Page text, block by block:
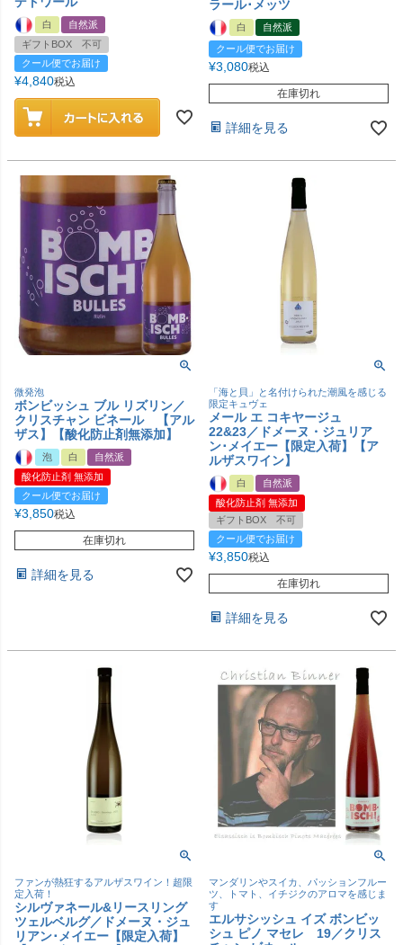
白
自然派
ギフトBOX 不可
クール便でお届け
¥4,840税込
ラール･メッツ
白
自然派
クール便でお届け
¥3,080税込
在庫切れ
詳細を見る
微発泡
ボンビッシュ ブル リズリン／
クリスチャン ビネール 【アル
ザス】【酸化防止剤無添加】
泡 白
自然派
酸化防止剤 無添加
クール便でお届け
¥3,850税込
在庫切れ
詳細を見る
「海と貝」と名付けられた潮風を感じる
限定キュヴェ
メール エ コキヤージュ
22&23／ドメーヌ・ジュリア
ン･メイエー【限定入荷】【ア
ルザスワイン】
白
自然派
酸化防止剤 無添加
ギフトBOX 不可
クール便でお届け
¥3,850税込
在庫切れ
詳細を見る
ファンが熱狂するアルザスワイン！超限
定入荷！
シルヴァネール&リースリング
ツェルベルグ／ドメーヌ・ジュ
リアン･メイエー【限定入荷】
マンダリンやスイカ、パッションフルー
ツ、トマト、イチジクのアロマを感じま
す
エルサシッシュ イズ ボンビッ
シュ ピノ マセレ 19／クリス